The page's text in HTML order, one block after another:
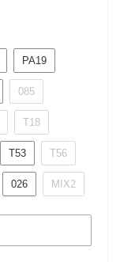
PA19
085
T18
T53 T56
026 MIX2